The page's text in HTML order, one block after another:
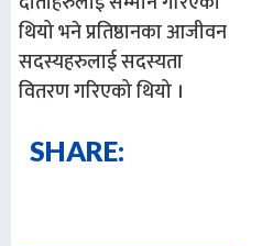
थियो भने प्रतिष्ठानका आजीवन
सदस्यहरुलाई सदस्यता
वितरण गरिएको थियो ।
SHARE: